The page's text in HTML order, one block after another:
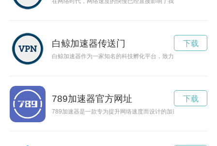
白鲸加速器传送门
白鲸加速器作为一家知名的科技孵化平台，致力于帮助创新企
下载
789加速器官方网址
789加速器是一款专为提升网络速度而设计的加速器工具，能
下载